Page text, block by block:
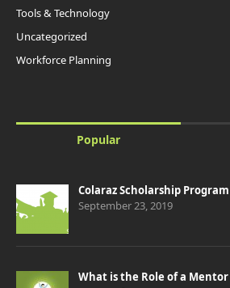
Tools & Technology
Uncategorized
Workforce Planning
Popular
Colaraz Scholarship Program
September 23, 2019
What is the Role of a